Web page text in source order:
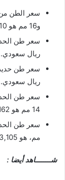
و16 مم هو 3,910 ريال سعودي.
ريال سعودي.
ريال سعودي.
14 مم هو 3,162 ريال سعودي.
مم، هو 3,105 ريالات سعودية.
شــــــــاهد أيضا :